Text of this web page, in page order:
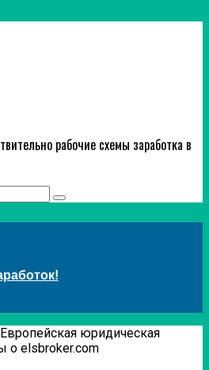
рабочие схемы заработка в
Европейская юридическая
о elsbroker.com